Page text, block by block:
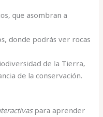
que asombran a
donde podrás ver rocas
de la Tierra,
de la conservación.
para aprender